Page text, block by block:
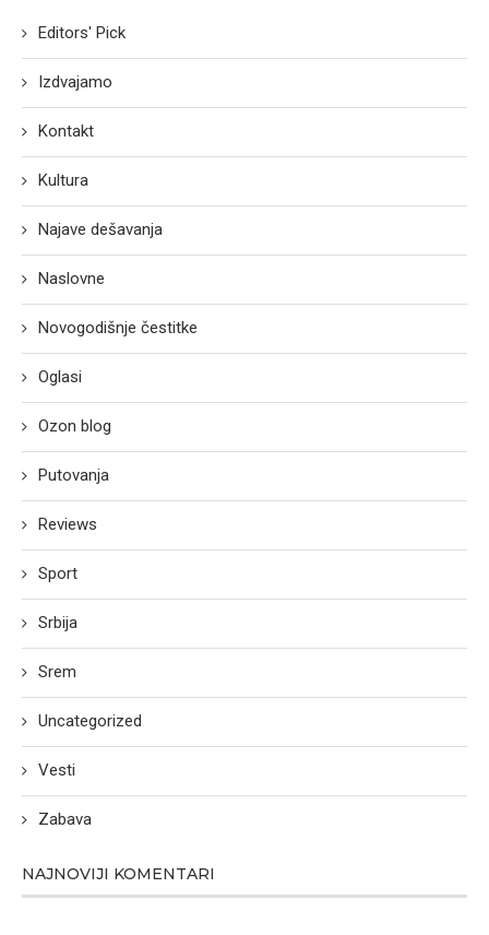
Editors' Pick
Izdvajamo
Kontakt
Kultura
Najave dešavanja
Naslovne
Novogodišnje čestitke
Oglasi
Ozon blog
Putovanja
Reviews
Sport
Srbija
Srem
Uncategorized
Vesti
Zabava
NAJNOVIJI KOMENTARI